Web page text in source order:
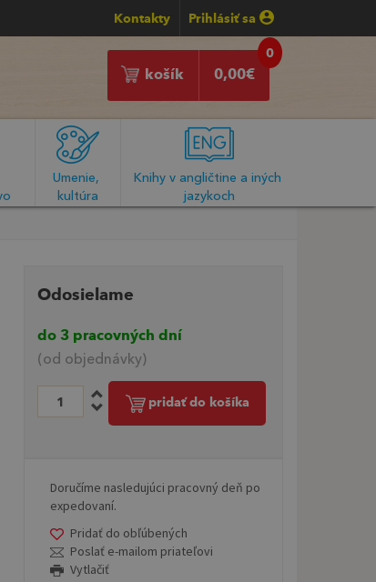
Kontakty Prihlásiť sa
0
0,00€
košík
Umenie,
kultúra
Knihy v angličtine a iných
jazykoch
Odosielame
do 3 pracovných dní
(od objednávky)
pridať do košíka
Doručíme nasledujúci pracovný deň po
expedovaní.
Pridať do obľúbených
Poslať e-mailom priateľovi
Vytlačiť